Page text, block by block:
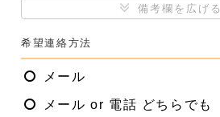
備考欄を広げる
希望連絡方法
メール
メール or 電話 どちらでも